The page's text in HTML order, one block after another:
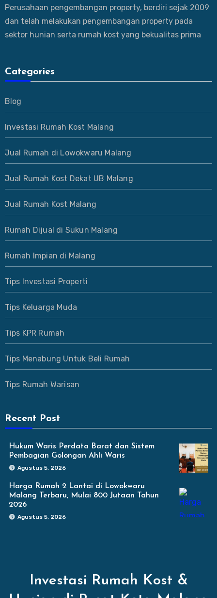
Perusahaan pengembangan property, berdiri sejak 2009
dan telah melakukan pengembangan property pada
sektor hunian serta rumah kost yang bekualitas prima
Categories
Blog
Investasi Rumah Kost Malang
Jual Rumah di Lowokwaru Malang
Jual Rumah Kost Dekat UB Malang
Jual Rumah Kost Malang
Rumah Dijual di Sukun Malang
Rumah Impian di Malang
Tips Investasi Properti
Tips Keluarga Muda
Tips KPR Rumah
Tips Menabung Untuk Beli Rumah
Tips Rumah Warisan
Recent Post
Hukum Waris Perdata Barat dan Sistem
Pembagian Golongan Ahli Waris
Agustus 5, 2026
Harga Rumah 2 Lantai di Lowokwaru
Malang Terbaru, Mulai 800 Jutaan Tahun
2026
Agustus 5, 2026
Investasi Rumah Kost &